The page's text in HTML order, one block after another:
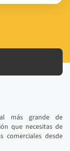
más grande de
que necesitas de
comerciales desde